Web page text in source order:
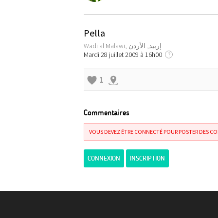
Pella
Wadi al Malawi, إربيد, الأردن
Mardi 28 juillet 2009 à 16h00
?
1
Commentaires
VOUS DEVEZ ÊTRE CONNECTÉ POUR POSTER DES
CONNEXION INSCRIPTION